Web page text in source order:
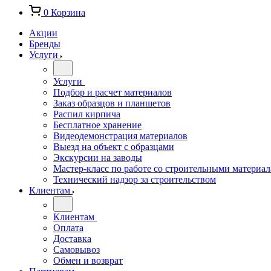
0 Корзина
Акции
Бренды
Услуги
Услуги
Подбор и расчет материалов
Заказ образцов и планшетов
Распил кирпича
Бесплатное хранение
Видеодемонстрация материалов
Выезд на объект с образцами
Экскурсии на заводы
Мастер-класс по работе со строительными
Технический надзор за строительством
Клиентам
Клиентам
Оплата
Доставка
Самовывоз
Обмен и возврат